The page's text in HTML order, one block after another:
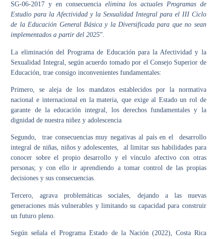
SG-06-2017 y en consecuencia elimina los actuales Programas de
Estudio para la Afectividad y la Sexualidad Integral para el III Ciclo
de la Educación General Básica y la Diversificada para que no sean
implementados a partir del 2025”.
La eliminación del Programa de Educación para la Afectividad y la
Sexualidad Integral, según acuerdo tomado por el Consejo Superior de
Educación, trae consigo inconvenientes fundamentales:
Primero, se aleja de los mandatos establecidos por la normativa
nacional e internacional en la materia, que exige al Estado un rol de
garante de la educación integral, los derechos fundamentales y la
dignidad de nuestra niñez y adolescencia
Segundo, trae consecuencias muy negativas al país en el desarrollo
integral de niñas, niños y adolescentes, al limitar sus habilidades para
conocer sobre el propio desarrollo y el vínculo afectivo con otras
personas; y con ello ir aprendiendo a tomar control de las propias
decisiones y sus consecuencias.
Tercero, agrava problemáticas sociales, dejando a las nuevas
generaciones más vulnerables y limitando su capacidad para construir
un futuro pleno.
Según señala el Programa Estado de la Nación (2022), Costa Rica